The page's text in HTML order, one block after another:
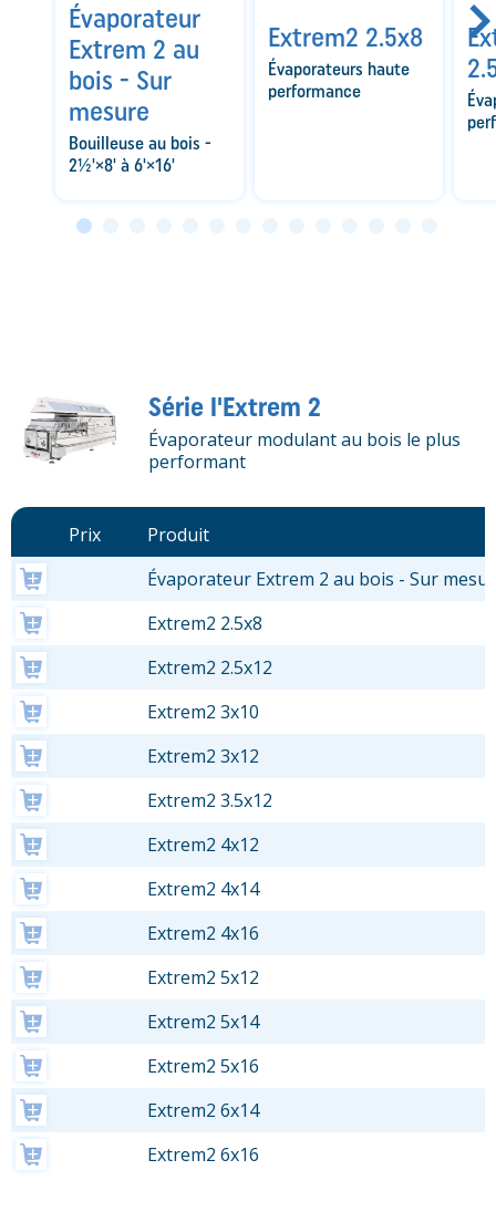
Évaporateur
Extrem 2 au
bois - Sur
mesure
Bouilleuse au bois -
2½'×8' à 6'×16'
Extrem2 2.5x8
Évaporateurs haute
performance
Série l'Extrem 2
Évaporateur modulant au bois le plus
performant
Prix
Produit
Évaporateur Extrem 2 au bois - Sur
Extrem2 2.5x8
Extrem2 2.5x12
Extrem2 3x10
Extrem2 3x12
Extrem2 3.5x12
Extrem2 4x12
Extrem2 4x14
Extrem2 4x16
Extrem2 5x12
Extrem2 5x14
Extrem2 5x16
Extrem2 6x14
Extrem2 6x16